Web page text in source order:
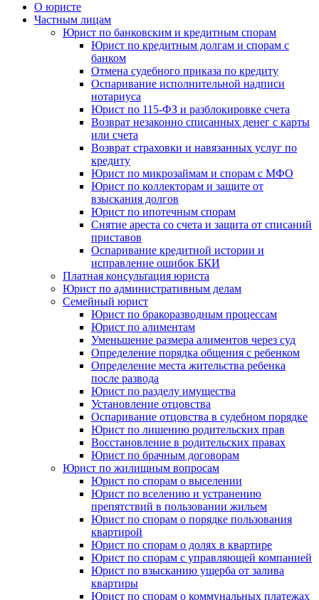
О юристе
Частным лицам
Юрист по банковским и кредитным спорам
Юрист по кредитным долгам и спорам с
банком
Отмена судебного приказа по кредиту
Оспаривание исполнительной надписи
нотариуса
Юрист по 115-ФЗ и разблокировке счета
Возврат незаконно списанных денег с карты
или счета
Возврат страховки и навязанных услуг по
кредиту
Юрист по микрозаймам и спорам с МФО
Юрист по коллекторам и защите от
взыскания долгов
Юрист по ипотечным спорам
Снятие ареста со счета и защита от списаний
приставов
Оспаривание кредитной истории и
исправление ошибок БКИ
Платная консультация юриста
Юрист по административным делам
Семейный юрист
Юрист по бракоразводным процессам
Юрист по алиментам
Уменьшение размера алиментов через суд
Определение порядка общения с ребенком
Определение места жительства ребенка
после развода
Юрист по разделу имущества
Установление отцовства
Оспаривание отцовства в судебном порядке
Юрист по лишению родительских прав
Восстановление в родительских правах
Юрист по брачным договорам
Юрист по жилищным вопросам
Юрист по спорам о выселении
Юрист по вселению и устранению
препятствий в пользовании жильем
Юрист по спорам о порядке пользования
квартирой
Юрист по спорам о долях в квартире
Юрист по спорам с управляющей компанией
Юрист по взысканию ущерба от залива
квартиры
Юрист по спорам о коммунальных платежах